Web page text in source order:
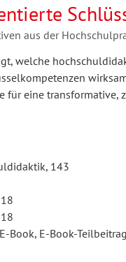
aus der
welche
für eine
143
Book, E-Book-Teilbeitrag